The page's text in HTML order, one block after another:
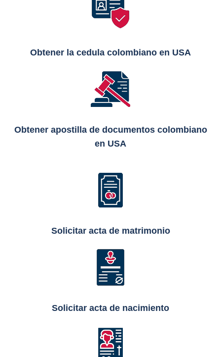
Obtener la cedula colombiano en USA
Obtener apostilla de documentos colombiano
en USA
Solicitar acta de matrimonio
Solicitar acta de nacimiento